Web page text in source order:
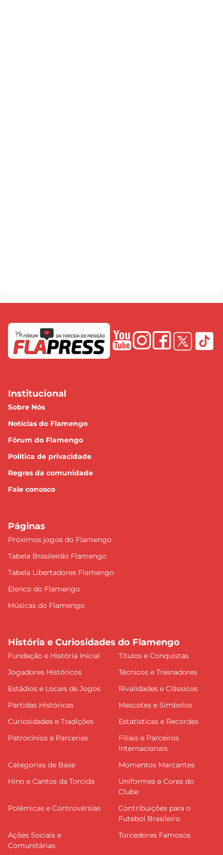
Institucional
Sobre Nós
Notícias do Flamengo
Fórum do Flamengo
Política de privacidade
Regras da comunidade
Fale conosco
Páginas
Próximos jogos do Flamengo
Tabela Brasileirão Flamengo
Tabela Libertadores Flamengo
Elenco do Flamengo
Músicas do Flamengo
História e Curiosidades do Flamengo
Fundação e História Inicial
Títulos e Conquistas
Jogadores Históricos
Técnicos e Treinadores
Estádios e Locais de Jogos
Rivalidades e Clássicos
Partidas Históricas
Mascotes e Símbolos
Curiosidades e Tradições
Estatísticas e Recordes
Patrocínios e Parcerias
Filiais e Parceiros
Internacionais
Categorias de Base
Momentos Marcantes
Hino e Cantos da Torcida
Uniformes e Cores do
Clube
Polêmicas e Controvérsias
Contribuições para o
Futebol Brasileiro
Ações Sociais e
Comunitárias
Torcedores Famosos